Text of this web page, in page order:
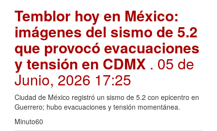
Temblor hoy en México:
imágenes del sismo de 5.2
que provocó evacuaciones
y tensión en CDMX . 05 de
Junio, 2026 17:25
Ciudad de México registró un sismo de 5.2 con epicentro en
Guerrero; hubo evacuaciones y tensión momentánea.
Minuto60